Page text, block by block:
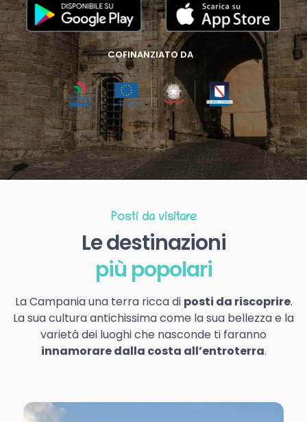
COFINANZIATO DA
Posti da visitare
Le destinazioni
più popolari
La Campania una terra ricca di posti da riscoprire.
La sua cultura antichissima come la sua bellezza e la
varietà dei luoghi che nasconde ti faranno
innamorare dalla costa all’entroterra.